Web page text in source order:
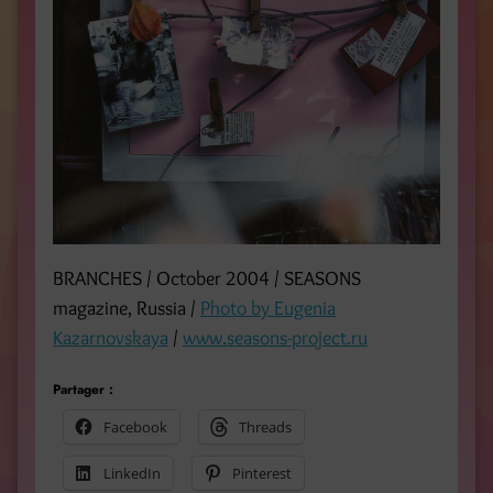
BRANCHES / October 2004 / SEASONS
magazine, Russia / Photo by Eugenia
Kazarnovskaya / www.seasons-project.ru
Partager :
Facebook
Threads
LinkedIn Pinterest